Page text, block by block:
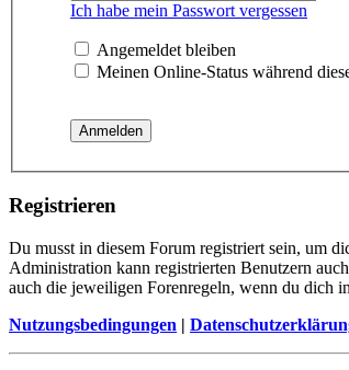
Ich habe mein Passwort vergessen
Angemeldet bleiben
Meinen Online-Status während
Registrieren
Du musst in diesem Forum registriert sein, um
Administration kann registrierten Benutzern
auch die jeweiligen Forenregeln, wenn du dich
Nutzungsbedingungen |